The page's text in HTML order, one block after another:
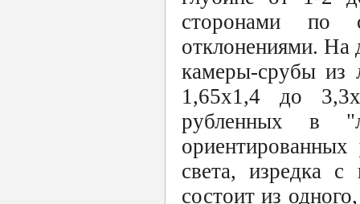
сторонами по
отклонениями. На
камеры-срубы из
1,65x1,4 до
рубленных в
света, изредка
состоит из